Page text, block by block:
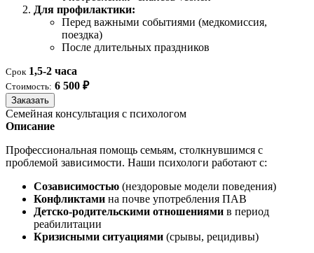
Для профилактики:
Перед важными событиями (медкомиссия,
поездка)
После длительных праздников
Срок 1,5-2 часа
Стоимость: 6 500 ₽
Заказать
Семейная консультация с психологом
Описание
Профессиональная помощь семьям, столкнувшимся с
проблемой зависимости. Наши психологи работают с:
Созависимостью (нездоровые модели поведения)
Конфликтами на почве употребления ПАВ
Детско-родительскими отношениями в период
реабилитации
Кризисными ситуациями (срывы, рецидивы)